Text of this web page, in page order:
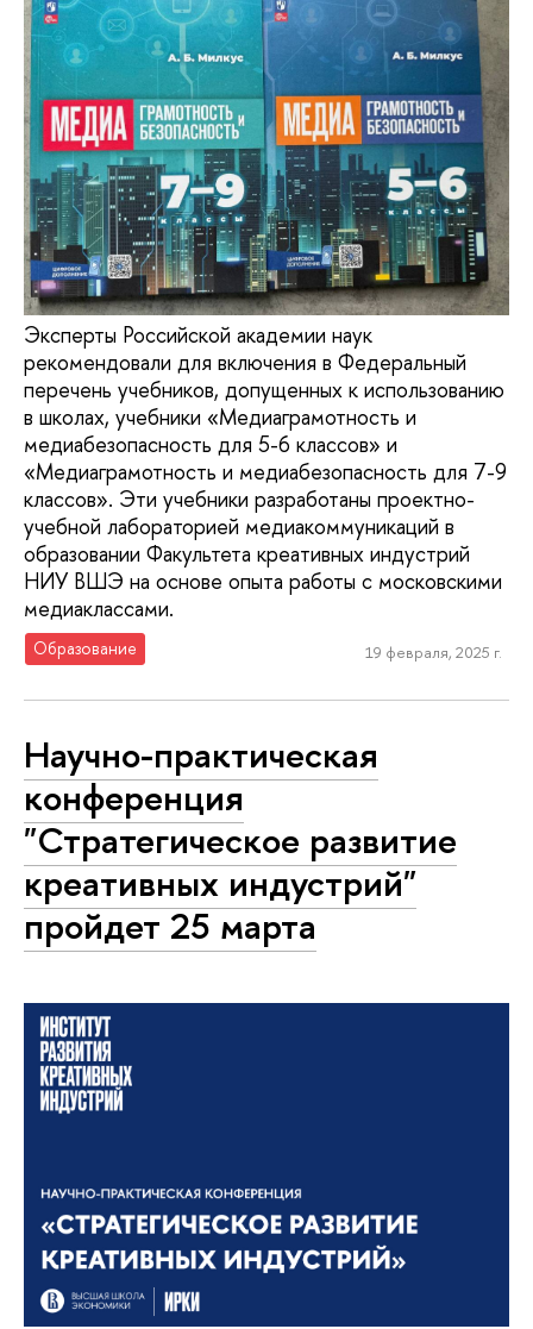
Эксперты Российской академии наук
рекомендовали для включения в Федеральный
перечень учебников, допущенных к использованию
в школах, учебники «Медиаграмотность и
медиабезопасность для 5-6 классов» и
«Медиаграмотность и медиабезопасность для 7-9
классов». Эти учебники разработаны проектно-
учебной лабораторией медиакоммуникаций в
образовании Факультета креативных индустрий
НИУ ВШЭ на основе опыта работы с московскими
медиаклассами.
Образование 19 февраля, 2025 г.
Научно-практическая
конференция
"Стратегическое развитие
креативных индустрий"
пройдет 25 марта